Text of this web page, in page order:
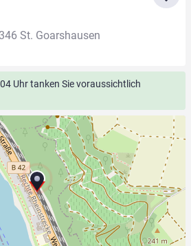
St. Goarshausen
Uhr tanken Sie voraussichtlich